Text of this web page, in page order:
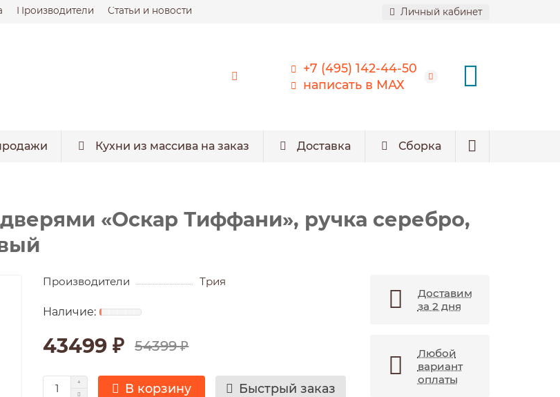
Производители Статьи и новости Личный кабинет
+7 (495) 142-44-50
написать в МАХ
Кухни из массива на заказ Доставка Сборка
«Оскар Тиффани», ручка серебро,
Производители Трия
43499 ₽ 54399 ₽
В корзину Быстрый заказ
Доставим
за 2 дня
Любой
вариант
оплаты